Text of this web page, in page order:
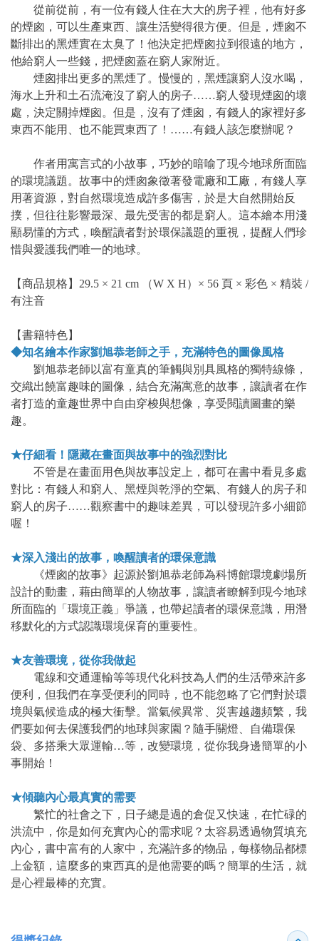
從前從前，有一位有錢人住在大大的房子裡，他有好多
的煙囪，可以生產東西、讓生活變得很方便。但是，煙囪不
斷排出的黑煙實在太臭了！他決定把煙囪拉到很遠的地方，
他給窮人一些錢，把煙囪蓋在窮人家附近。
煙囪排出更多的黑煙了。慢慢的，黑煙讓窮人沒水喝，
海水上升和土石流淹沒了窮人的房子……窮人發現煙囪的壞
處，決定關掉煙囪。但是，沒有了煙囪，有錢人的家裡好多
東西不能用、也不能買東西了！……有錢人該怎麼辦呢？
作者用寓言式的小故事，巧妙的暗喻了現今地球所面臨
的環境議題。故事中的煙囪象徵著發電廠和工廠，有錢人享
用著資源，對自然環境造成許多傷害，於是大自然開始反
撲，但往往影響最深、最先受害的都是窮人。這本繪本用淺
顯易懂的方式，喚醒讀者對於環保議題的重視，提醒人們珍
惜與愛護我們唯一的地球。
【商品規格】29.5 × 21 cm （W X H）× 56 頁 × 彩色 × 精裝 /
有注音
【書籍特色】
◆知名繪本作家劉旭恭老師之手，充滿特色的圖像風格
劉旭恭老師以富有童真的筆觸與別具風格的獨特線條，
交織出饒富趣味的圖像，結合充滿寓意的故事，讓讀者在作
者打造的童趣世界中自由穿梭與想像，享受閱讀圖畫的樂
趣。
★仔細看！隱藏在畫面與故事中的強烈對比
不管是在畫面用色與故事設定上，都可在書中看見多處
對比：有錢人和窮人、黑煙與乾淨的空氣、有錢人的房子和
窮人的房子……觀察書中的趣味差異，可以發現許多小細節
喔！
★深入淺出的故事，喚醒讀者的環保意識
《煙囪的故事》起源於劉旭恭老師為科博館環境劇場所
設計的動畫，藉由簡單的人物故事，讓讀者瞭解到現今地球
所面臨的「環境正義」爭議，也帶起讀者的環保意識，用潛
移默化的方式認識環境保育的重要性。
★友善環境，從你我做起
電線和交通運輸等等現代化科技為人們的生活帶來許多
便利，但我們在享受便利的同時，也不能忽略了它們對於環
境與氣候造成的極大衝擊。當氣候異常、災害越趨頻繁，我
們要如何去保護我們的地球與家園？隨手關燈、自備環保
袋、多搭乘大眾運輸…等，改變環境，從你我身邊簡單的小
事開始！
★傾聽內心最真實的需要
繁忙的社會之下，日子總是過的倉促又快速，在忙碌的
洪流中，你是如何充實內心的需求呢？太容易透過物質填充
內心，書中富有的人家中，充滿許多的物品，每樣物品都標
上金額，這麼多的東西真的是他需要的嗎？簡單的生活，就
是心裡最棒的充實。